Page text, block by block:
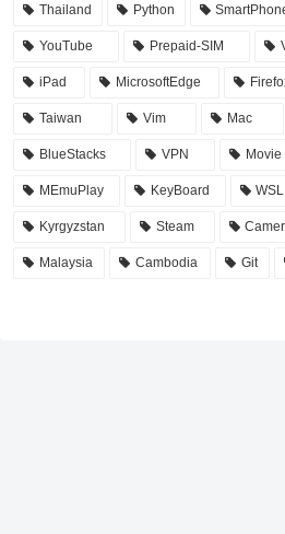
Thailand Python
YouTube Prepaid-SIM
iPad MicrosoftEdge
Taiwan Vim Mac
BlueStacks VPN Movie
MEmuPlay KeyBoard WSL
Kyrgyzstan Steam
Malaysia Cambodia Git